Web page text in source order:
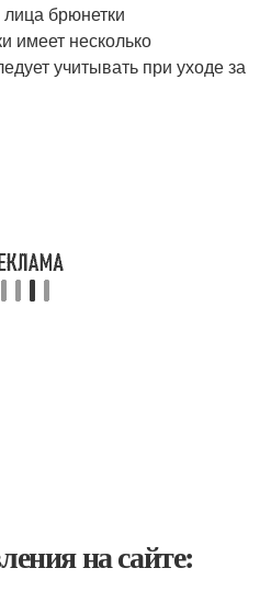
брюнетки
имеет несколько
учитывать при уходе за
на сайте: